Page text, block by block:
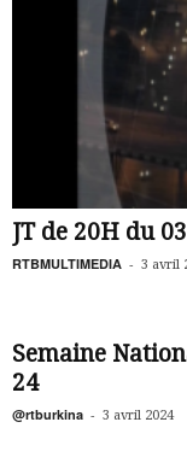
JT de 20H du
RTBMULTIMEDIA - 3 avril
Semaine
24
@rtburkina - 3 avril 2024